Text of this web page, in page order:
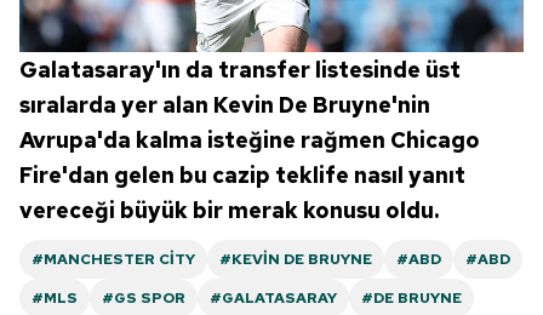
Galatasaray'ın da transfer listesinde üst
sıralarda yer alan Kevin De Bruyne'nin
Avrupa'da kalma isteğine rağmen Chicago
Fire'dan gelen bu cazip teklife nasıl yanıt
vereceği büyük bir merak konusu oldu.
#MANCHESTER CITY #KEVIN DE BRUYNE #ABD
#ABD
#MLS
#GS SPOR #GALATASARAY #DE BRUYNE